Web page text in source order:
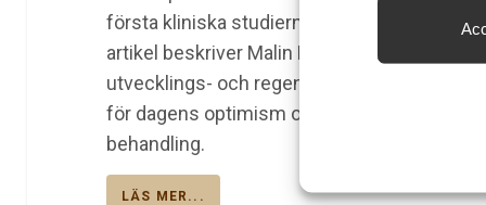
och
första kliniska studierna kring
artikel beskriver Malin Parmar, professor i
utvecklings- och regenerativ neurobiologi,
för dagens optimism om att snart kunna
behandling.
LÄS MER...